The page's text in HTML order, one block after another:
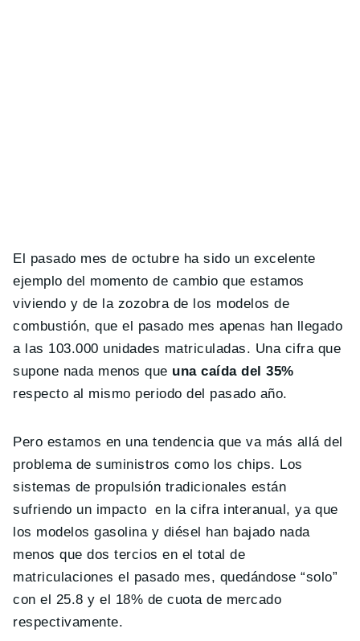
El pasado mes de octubre ha sido un excelente
ejemplo del momento de cambio que estamos
viviendo y de la zozobra de los modelos de
combustión, que el pasado mes apenas han llegado
a las 103.000 unidades matriculadas. Una cifra que
supone nada menos que una caída del 35%
respecto al mismo periodo del pasado año.
Pero estamos en una tendencia que va más allá del
problema de suministros como los chips. Los
sistemas de propulsión tradicionales están
sufriendo un impacto en la cifra interanual, ya que
los modelos gasolina y diésel han bajado nada
menos que dos tercios en el total de
matriculaciones el pasado mes, quedándose “solo”
con el 25.8 y el 18% de cuota de mercado
respectivamente.